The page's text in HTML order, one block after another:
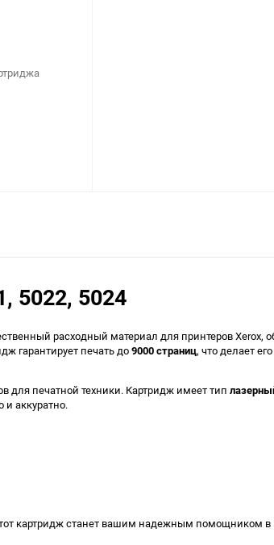
5022, 5024
расходный материал для принтеров Xerox,
гарантирует печать до9000 страниц, что делает
для печатной техники. Картридж имеет тип
аккуратно.
картридж станет вашим надежным помощником